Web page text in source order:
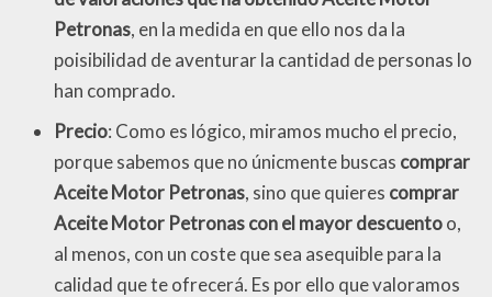
Petronas, en la medida en que ello nos da la
poisibilidad de aventurar la cantidad de personas lo
han comprado.
Precio: Como es lógico, miramos mucho el precio,
porque sabemos que no únicmente buscas comprar
Aceite Motor Petronas, sino que quieres comprar
Aceite Motor Petronas con el mayor descuentoo,
al menos, con un coste que sea asequible para la
calidad que te ofrecerá. Es por ello que valoramos